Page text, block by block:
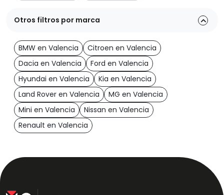
Otros filtros por marca
BMW en Valencia
Citroen en Valencia
Dacia en Valencia
Ford en Valencia
Hyundai en Valencia
Kia en Valencia
Land Rover en Valencia
MG en Valencia
Mini en Valencia
Nissan en Valencia
Renault en Valencia